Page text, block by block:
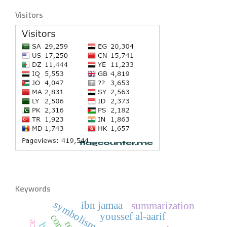
Visitors
Keywords
symbolismyoussef al-aarif
ibn jamaa summarization